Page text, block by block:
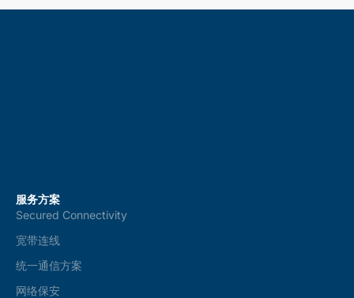
服务方案
Secured Connectivity
宽带连线
统一通信方案
网络保安